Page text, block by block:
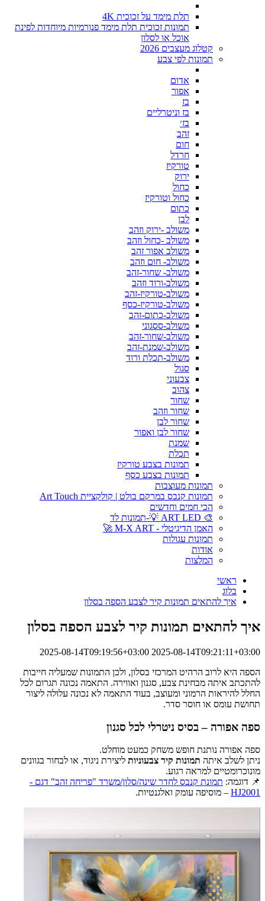
תלת מימד על זכוכית 4K
תמונות זכוכית תלת מימד פנורמיות מיוחדות לפינת
אוכל או לסלון
קטלוג מעצבים 2026
תמונות לפי צבע
אדום
אפור
בז
בז וניטרליים
בז׳
זהב
חום
חרדל
טורקיז
ירוק
כחול
כחול וטורקיז
כתום
לבן
משולב -ירוק וזהב
משולב -כחול וזהב
משולב אפור זהב
משולב- חום וזהב
משולב- שחור-זהב
משולב-ורוד וזהב
משולב-טורקיז-זהב
משולב-טורקיז-כסף
משולב-כתום-זהב
משולב-ססגוני
משולב-שחור-זהב
משולב-שמנת-זהב
משולב-תכלת ורוד
סגול
צבעוני
צהוב
שחור
שחור וזהב
שחור לבן
שחור לבן ואפור
שמנת
תכלת
תמונות בצבע טורקיז
תמונות בצבע כסף
תמונות מעוצבות
תמונות קנבס במרקם בולט | קולקציית Art Touch
הכי חמים וחדשים
🎨 ART LED 💡-תמונות לד
האמן הדיגיטלי - M-X ART 🚀
תמונות עגולות
אודות
המלצות
ראשי
בלוג
איך להתאים תמונות קיר לצבע הספה בסלון
איך להתאים תמונות קיר לצבע הספה בסלון
2025-08-14T09:19:56+03:00 2025-08-14T09:21:11+03:00
הספה היא לרוב הרהיט המרכזי בסלון, ולכן התמונות שמעליה חייבות
להתכתב איתה מבחינת צבע, סגנון ואווירה. התאמה נכונה תגרום לכל
החלל להיראות הרמוני ומעוצב, בעוד התאמה לא נכונה עלולה ליצור
תחושת עומס או חוסר סדר.
ספה אפורה – בסיס ניטרלי לכל סגנון
ספה אפורה נותנת חופש משחק כמעט מוחלט.
ניתן לשלב איתה תמונות קיר צבעוניות ליצירת ניגוד, או לבחור בגוונים
מונוכרומטיים למראה רגוע.
📌 דוגמה: תמונת קנבס לחדר שינה/סלון/משרד "פריחה זהב" דגם -
HJ2001 – מוסיפה עומק ואלגנטיות.